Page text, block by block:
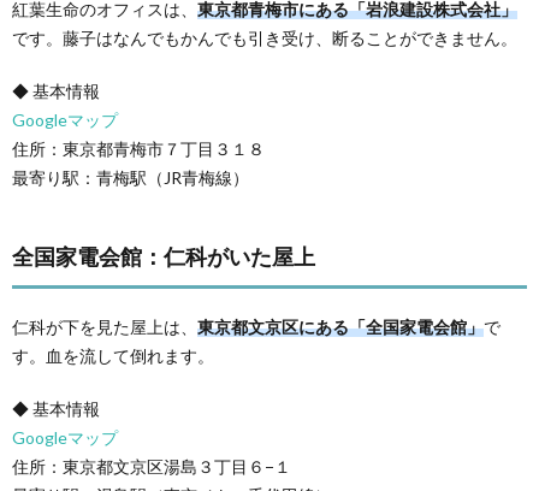
紅葉生命のオフィスは、 東京都青梅市にある「岩浪建設株式会社」
です。藤子はなんでもかんでも引き受け、断ることができません。
◆ 基本情報
Googleマップ
住所：東京都青梅市７丁目３１８
最寄り駅：青梅駅（JR青梅線）
全国家電会館：仁科がいた屋上
仁科が下を見た屋上は、 東京都文京区にある「全国家電会館」で
す。血を流して倒れます。
◆ 基本情報
Googleマップ
住所：東京都文京区湯島３丁目６−１